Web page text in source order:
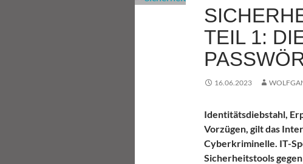
TEIL 1:
16.06.2023
Identitätsdiebstahl,
Vorzügen, gilt das
Cyberkriminelle. IT-
Sicherheitstools